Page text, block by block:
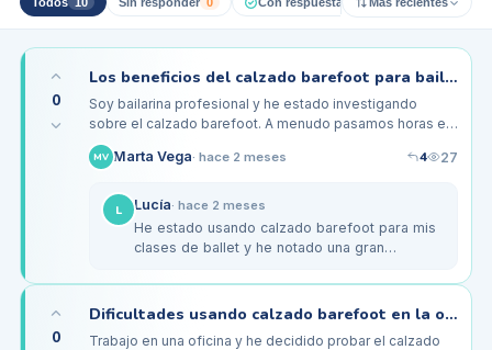
0
Los beneficios del calzado barefoot para bailarines: ¿vale la pena el cambio?
Soy bailarina profesional y he estado investigando
sobre el calzado barefoot. A menudo pasamos horas en
las puntas y me preocupa cómo el calzado tradicional
podría estar afectando…
MV Marta Vega· hace 2 meses 4 27
L Lucía· hace 2 meses
He estado usando calzado barefoot para mis
clases de ballet y he notado una gran
principio sentí un poco de…
0
Dificultades usando calzado barefoot en la oficina: pies adoloridos al final del día
Trabajo en una oficina y he decidido probar el calzado